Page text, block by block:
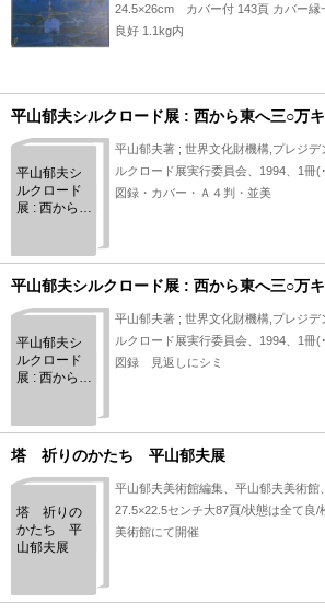
24.5×26cm カバー付 143頁 カバー
良好 1.1kg内
平山郁夫シルクロード展 : 西から東へ三○万
平山郁夫シ
ルクロード
展 : 西から東
平山郁夫著 ; 世界文化財機構,プレジデ
ルクロード展実行委員会、1994、1冊(
図録・カバー・Ａ４判・並美
平山郁夫シルクロード展 : 西から東へ三○万
平山郁夫シ
ルクロード
展 : 西から東
平山郁夫著 ; 世界文化財機構,プレジデ
ルクロード展実行委員会、1994、1冊(
図録 見返しにシミ
塔 祈りのかたち 平山郁夫展
塔 祈りの
かたち 平
山郁夫展
平山郁夫美術館編集、平山郁夫美術館
27.5×22.5センチ大87頁/状態は全て良/
美術館にて開催